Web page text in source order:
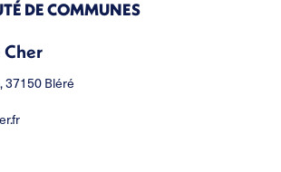
DE COMMUNES
Cher
37150 Bléré